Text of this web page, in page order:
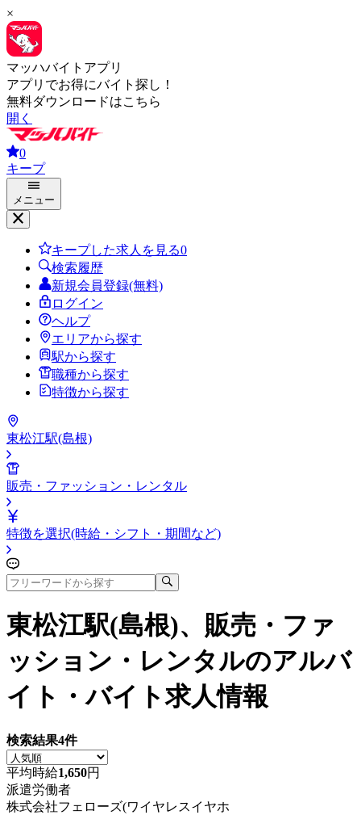
×
マッハバイトアプリ
アプリでお得にバイト探し！
無料ダウンロードはこちら
開く
0
キープ
メニュー
キープした求人を見る0
検索履歴
新規会員登録(無料)
ログイン
ヘルプ
エリアから探す
駅から探す
職種から探す
特徴から探す
東松江駅(島根)
販売・ファッション・レンタル
特徴を選択(時給・シフト・期間など)
東松江駅(島根)、販売・ファ
ッション・レンタルのアルバ
イト・バイト求人情報
検索結果4件
平均時給1,650円
派遣労働者
株式会社フェローズ(ワイヤレスイヤホ